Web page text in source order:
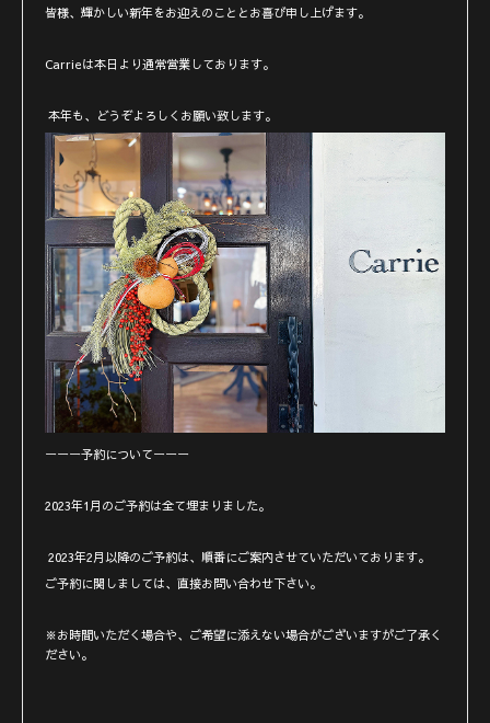
皆様、輝かしい新年をお迎えのこととお喜び申し上げます。
Carrieは本日より通常営業しております。
本年も、どうぞよろしくお願い致します。
ーーー予約についてーーー
2023年1月のご予約は全て埋まりました。
2023年2月以降のご予約は、順番にご案内させていただいております。
ご予約に関しましては、直接お問い合わせ下さい。
※お時間いただく場合や、ご希望に添えない場合がございますがご了承く
ださい。